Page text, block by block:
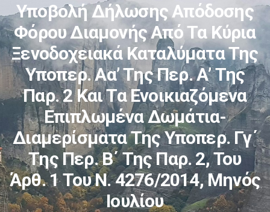
Υποβολή Δήλωσης Απόδοσης
Φόρου Διαμονής Από Τα Κύρια
Ξενοδοχειακά Καταλύματα Της
Υποπερ. Αα’ Της Περ. Α’ Της
Παρ. 2 Και Τα Ενοικιαζόμενα
Επιπλωμένα Δωμάτια-
Διαμερίσματα Της Υποπερ. Γγ΄
Της Περ. Β΄ Της Παρ. 2, Του
Άρθ. 1 Του Ν. 4276/2014, Μηνός
Ιουλίου